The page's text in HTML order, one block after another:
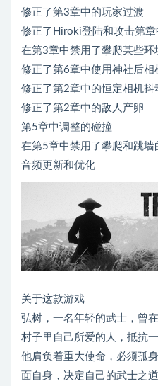
修正了第3章中的玩家过渡
修正了Hiroki登陆和攻击第
在第3章中禁用了攀爬某些环
修正了第6章中使用神社后相
修正了第2章中的恒定相机抖
修正了第2章中的敌人产卵
第5章中调整的碰撞
在第5章中禁用了攀爬和跳墙
音频更新和优化
关于这款游戏
弘树，一名年轻的武士，曾
村子里自己所爱的人，抵抗
他肩负着重大使命，必须孤
面自身，决定自己的武士之道